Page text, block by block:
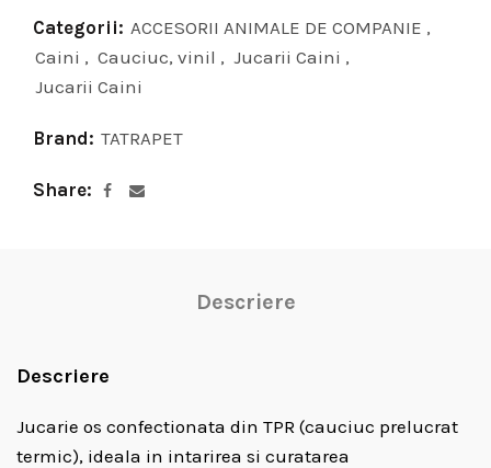
Categorii: ACCESORII ANIMALE DE COMPANIE ,
Caini , Cauciuc, vinil , Jucarii Caini ,
Jucarii Caini
Brand: TATRAPET
Share
Descriere
Descriere
Jucarie os confectionata din TPR (cauciuc prelucrat
termic), ideala in intarirea si curatarea